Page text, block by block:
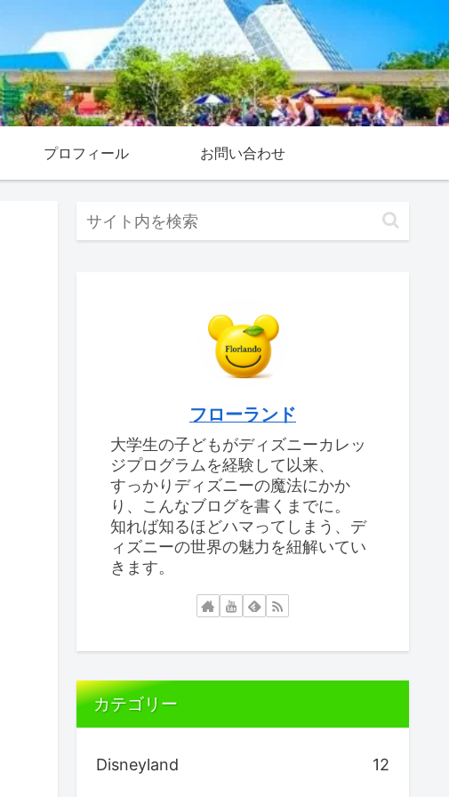
プロフィール お問い合わせ
フローランド
大学生の子どもがディズニーカレッ
ジプログラムを経験して以来、
すっかりディズニーの魔法にかか
り、こんなブログを書くまでに。
知れば知るほどハマってしまう、デ
ィズニーの世界の魅力を紐解いてい
きます。
カテゴリー
Disneyland 12